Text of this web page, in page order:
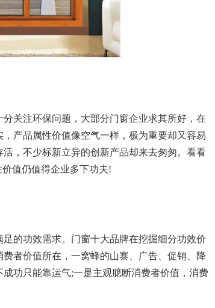
关注环保问题，大部分门窗企业求其所好，在
产品属性价值像空气一样，极为重要却又容易
，不少标新立异的创新产品却来去匆匆。看看
值仍值得企业多下功夫!
的功效需求。门窗十大品牌在挖掘细分功效价
者价值所在，一窝蜂的山寨、广告、促销、降
功只能靠运气;一是主观臆断消费者价值，消费